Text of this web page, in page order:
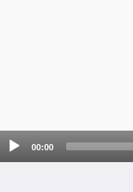
Audio
00:00